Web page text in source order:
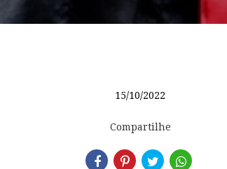
15/10/2022
Compartilhe